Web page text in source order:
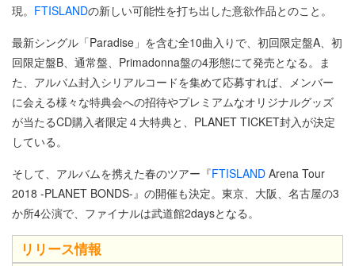
現。 FTISLANDの新しい可能性を打ち出した意欲作品とのこと。
最新シングル「Paradise」を含む全10曲入りで、初回限定盤A、初
回限定盤B、通常盤、Primadonna盤の4形態にて発売となる。ま
た、アルバム封入シリアルコードを集めて応募すれば、メンバー
に会える様々な特典会への招待やプレミアムなオリジナルグッズ
が当たるCD購入者限定４大特典と、PLANET TICKET封入が決定
している。
そして、アルバムを携えた春のツアー『FTISLAND Arena Tour
2018 -PLANET BONDS-』の開催も決定。東京、大阪、名古屋の3
か所4公演で、ファイナルは武道館2daysとなる。
リリース情報